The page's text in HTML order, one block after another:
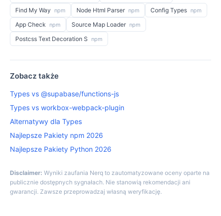
Find My Way npm Node Html Parser npm Config Types npm
App Check npm Source Map Loader npm
Postcss Text Decoration S npm
Zobacz także
Types vs @supabase/functions-js
Types vs workbox-webpack-plugin
Alternatywy dla Types
Najlepsze Pakiety npm 2026
Najlepsze Pakiety Python 2026
Disclaimer: Wyniki zaufania Nerq to zautomatyzowane oceny oparte na
publicznie dostępnych sygnałach. Nie stanowią rekomendacji ani
gwarancji. Zawsze przeprowadzaj własną weryfikację.